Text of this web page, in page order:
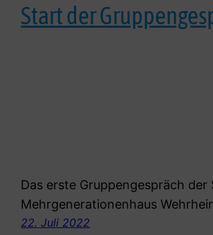
Start der
Das erste Gruppengespräch
Mehrgenerationenhaus
22. Juli 2022